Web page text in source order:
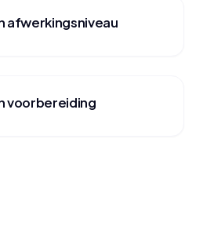
afwerkingsniveau
voorbereiding